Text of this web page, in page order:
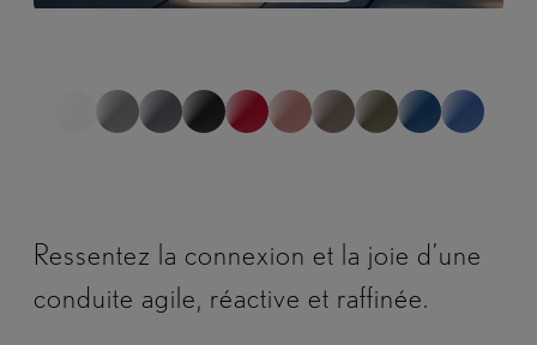
1sur 0
*non représentatif de la gamme complète
Ressentez la connexion et la joie d’une
conduite agile, réactive et raffinée.